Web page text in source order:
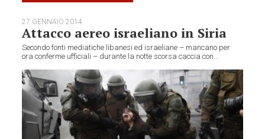
27 GENNAIO 2014
Attacco aereo israeliano in Siria
Secondo fonti mediatiche libanesi ed israeliane – mancano per
ora conferme ufficiali – durante la notte scorsa caccia con...